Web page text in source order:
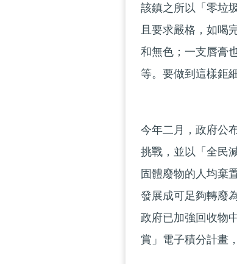
該鎮之所以「零垃
且要求嚴格，如喝
和無色；一支唇膏
等。要做到這樣鉅
今年二月，政府公
挑戰，並以「全民
固體廢物的人均棄
發展成可足夠轉廢
政府已加強回收物
賞」電子積分計畫